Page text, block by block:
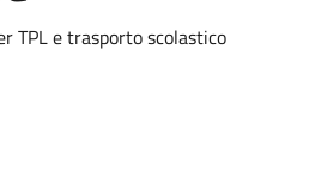
TPL e trasporto scolastico